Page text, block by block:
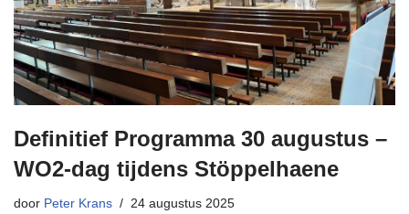
Definitief Programma 30 augustus –
WO2-dag tijdens Stöppelhaene
door Peter Krans 24 augustus 2025